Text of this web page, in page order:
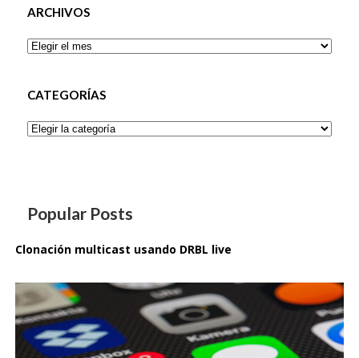
ARCHIVOS
Archivos
CATEGORÍAS
Categorías
Popular Posts
Clonación multicast usando DRBL live